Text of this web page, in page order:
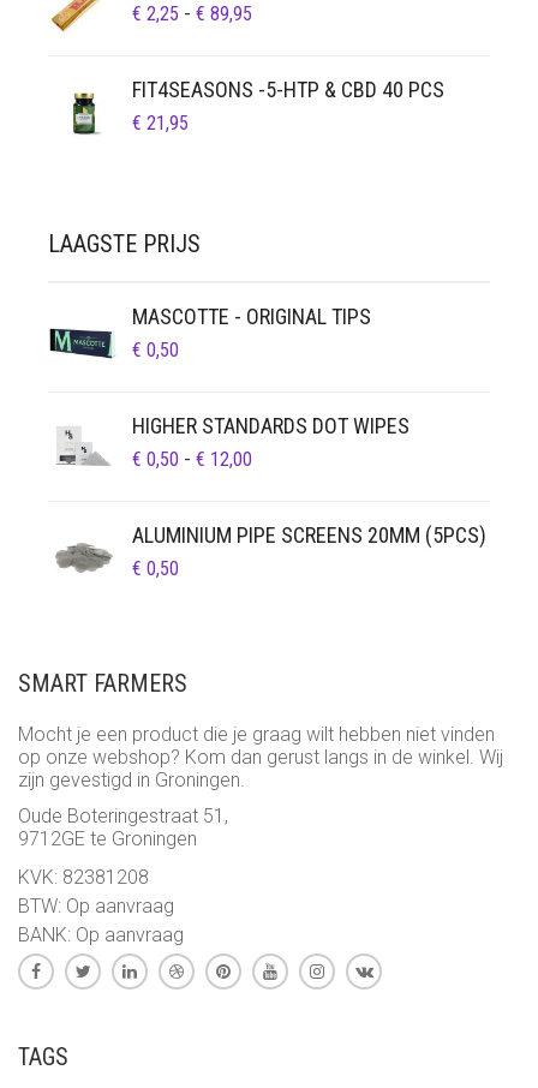
€ 2,25 - € 89,95
€ 89,95
FIT4SEASONS -5-HTP & CBD 40 PCS
€ 21,95
LAAGSTE PRIJS
MASCOTTE - ORIGINAL TIPS
€ 0,50
HIGHER STANDARDS DOT WIPES
€ 0,50 - € 12,00
€ 12,00
ALUMINIUM PIPE SCREENS 20MM (5PCS)
€ 0,50
SMART FARMERS
Mocht je een product die je graag wilt hebben niet vinden
op onze webshop? Kom dan gerust langs in de winkel. Wij
zijn gevestigd in Groningen.
Oude Boteringestraat 51,
9712GE te Groningen
KVK: 82381208
BTW: Op aanvraag
BANK: Op aanvraag
TAGS